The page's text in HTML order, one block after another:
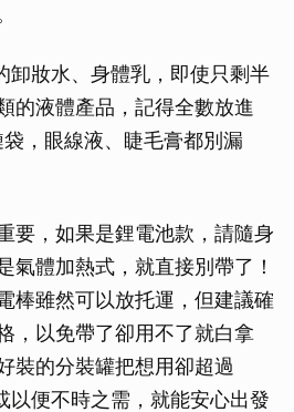
卸妝水、身體乳，即使只剩半
的液體產品，記得全數放進
，眼線液、睫毛膏都別漏
要，如果是鋰電池款，請隨身
氣體加熱式，就直接別帶了！
棒雖然可以放托運，但建議確
，以免帶了卻用不了就白拿
裝的分裝罐把想用卻超過
以便不時之需，就能安心出發